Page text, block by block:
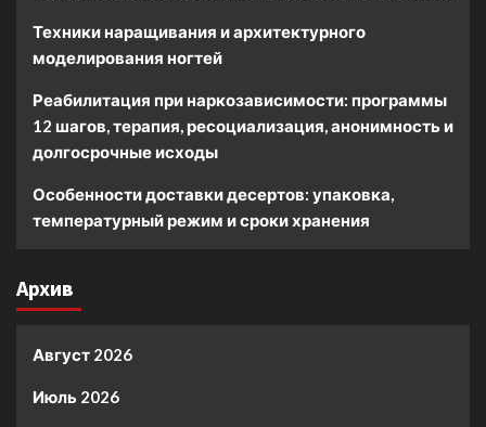
Техники наращивания и архитектурного
моделирования ногтей
Реабилитация при наркозависимости: программы
12 шагов, терапия, ресоциализация, анонимность и
долгосрочные исходы
Особенности доставки десертов: упаковка,
температурный режим и сроки хранения
Архив
Август 2026
Июль 2026